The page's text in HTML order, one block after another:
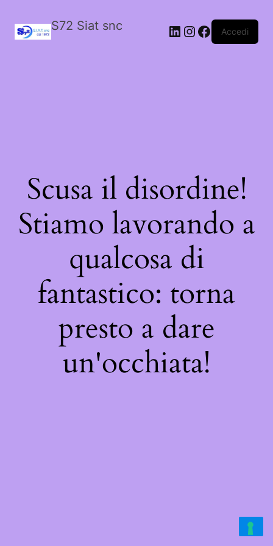
S72 Siat snc LinkedIn
Instagram
Facebook
Accedi
Scusa il disordine!
Stiamo lavorando a
qualcosa di
fantastico: torna
presto a dare
un'occhiata!